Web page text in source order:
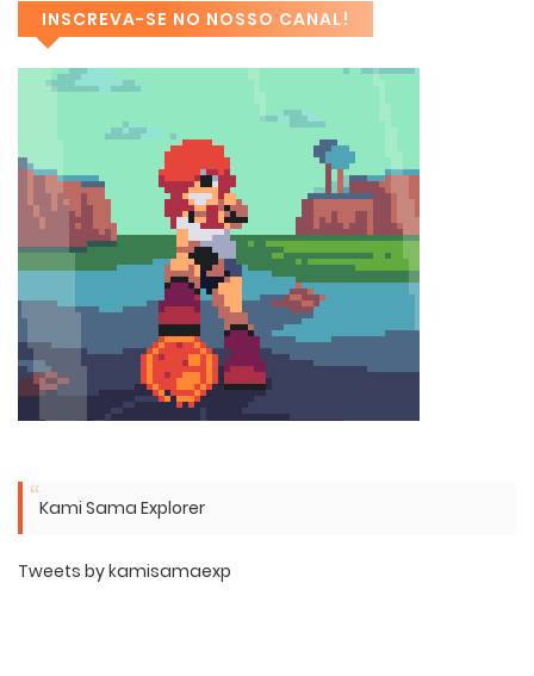
INSCREVA-SE NO NOSSO CANAL!
Kami Sama Explorer
Tweets by kamisamaexp